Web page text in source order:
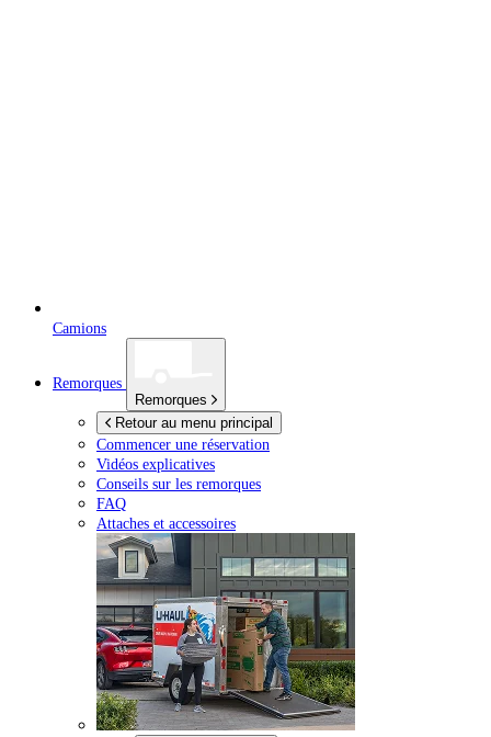
Camions
Remorques
Remorques
Retour au menu principal
Commencer une réservation
Vidéos explicatives
Conseils sur les remorques
FAQ
Attaches et accessoires